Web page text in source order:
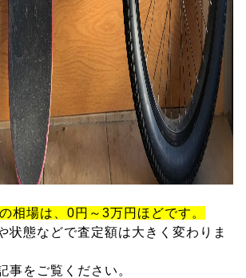
相場は、0円～3万円ほどです。
状態などで査定額は大きく変わりま
事をご覧ください。